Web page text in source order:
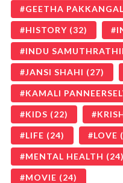
GEETHA PAKKANGAL
HISTORY (32)
INDU
JANSI SHAHI (27)
KAMALI
KIDS (22)
LIFE (24) LOVE
MENTAL HEALTH (24)
MOVIE (24)